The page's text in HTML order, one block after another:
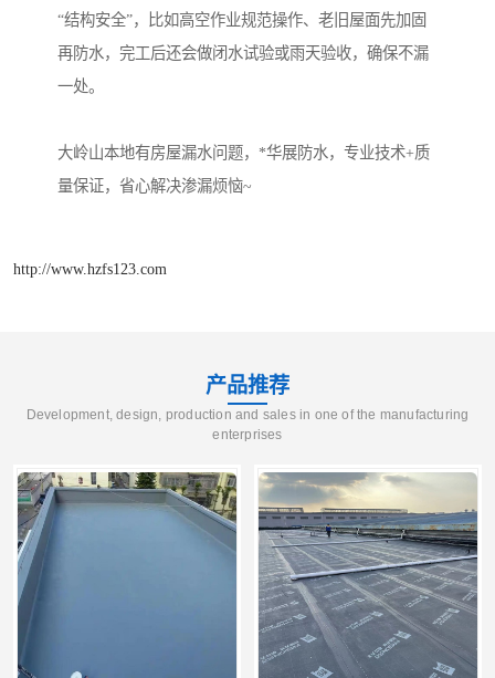
“结构安全”，比如高空作业规范操作、老旧屋面先加固
再防水，完工后还会做闭水试验或雨天验收，确保不漏
一处。
大岭山本地有房屋漏水问题，*华展防水，专业技术+质
量保证，省心解决渗漏烦恼~
http://www.hzfs123.com
产品推荐
Development, design, production and sales in one of the manufacturing
enterprises